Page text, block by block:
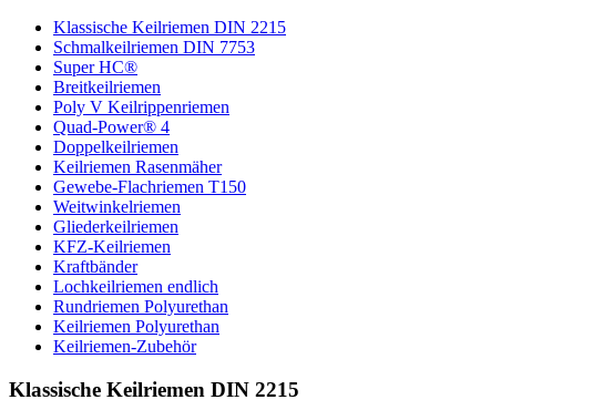
Klassische Keilriemen DIN 2215
Schmalkeilriemen DIN 7753
Super HC®
Breitkeilriemen
Poly V Keilrippenriemen
Quad-Power® 4
Doppelkeilriemen
Keilriemen Rasenmäher
Gewebe-Flachriemen T150
Weitwinkelriemen
Gliederkeilriemen
KFZ-Keilriemen
Kraftbänder
Lochkeilriemen endlich
Rundriemen Polyurethan
Keilriemen Polyurethan
Keilriemen-Zubehör
Klassische Keilriemen DIN 2215